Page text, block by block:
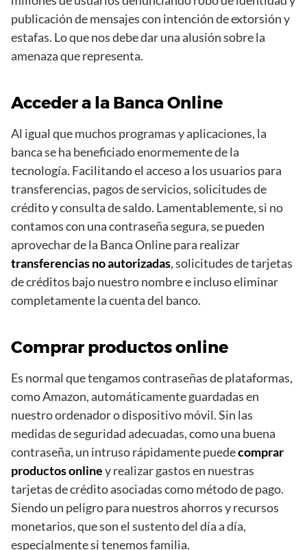
publicación de mensajes con intención de extorsión y
estafas. Lo que nos debe dar una alusión sobre la
amenaza que representa.
Acceder a la Banca Online
Al igual que muchos programas y aplicaciones, la
banca se ha beneficiado enormemente de la
tecnología. Facilitando el acceso a los usuarios para
transferencias, pagos de servicios, solicitudes de
crédito y consulta de saldo. Lamentablemente, si no
contamos con una contraseña segura, se pueden
aprovechar de la Banca Online para realizar
transferencias no autorizadas, solicitudes de tarjetas
de créditos bajo nuestro nombre e incluso eliminar
completamente la cuenta del banco.
Comprar productos online
Es normal que tengamos contraseñas de plataformas,
como Amazon, automáticamente guardadas en
nuestro ordenador o dispositivo móvil. Sin las
medidas de seguridad adecuadas, como una buena
contraseña, un intruso rápidamente puedecomprar
productos onliney realizar gastos en nuestras
tarjetas de crédito asociadas como método de pago.
Siendo un peligro para nuestros ahorros y recursos
monetarios, que son el sustento del día a día,
especialmente si tenemos familia.